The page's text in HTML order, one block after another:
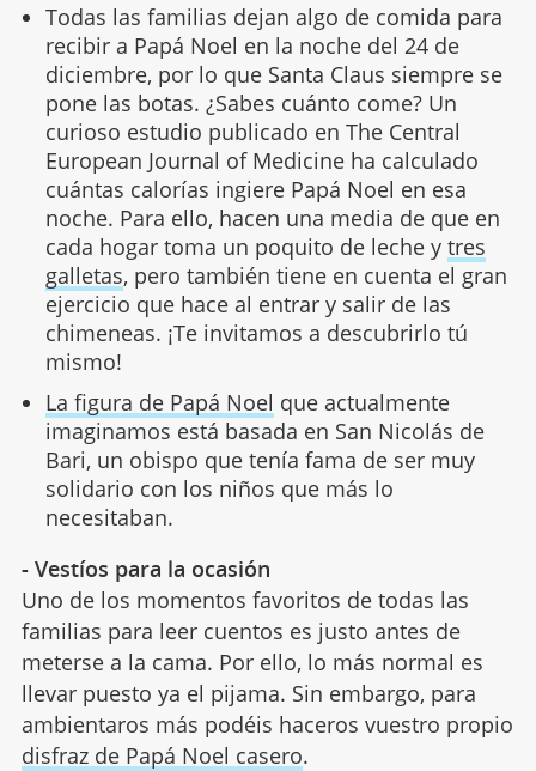
Todas las familias dejan algo de comida para
recibir a Papá Noel en la noche del 24 de
diciembre, por lo que Santa Claus siempre se
pone las botas. ¿Sabes cuánto come? Un
curioso estudio publicado en The Central
European Journal of Medicine ha calculado
cuántas calorías ingiere Papá Noel en esa
noche. Para ello, hacen una media de que en
cada hogar toma un poquito de leche y tres
galletas, pero también tiene en cuenta el gran
ejercicio que hace al entrar y salir de las
chimeneas. ¡Te invitamos a descubrirlo tú
mismo!
La figura de Papá Noel que actualmente
imaginamos está basada en San Nicolás de
Bari, un obispo que tenía fama de ser muy
solidario con los niños que más lo
necesitaban.
- Vestíos para la ocasión
Uno de los momentos favoritos de todas las
familias para leer cuentos es justo antes de
meterse a la cama. Por ello, lo más normal es
llevar puesto ya el pijama. Sin embargo, para
ambientaros más podéis haceros vuestro propio
disfraz de Papá Noel casero.